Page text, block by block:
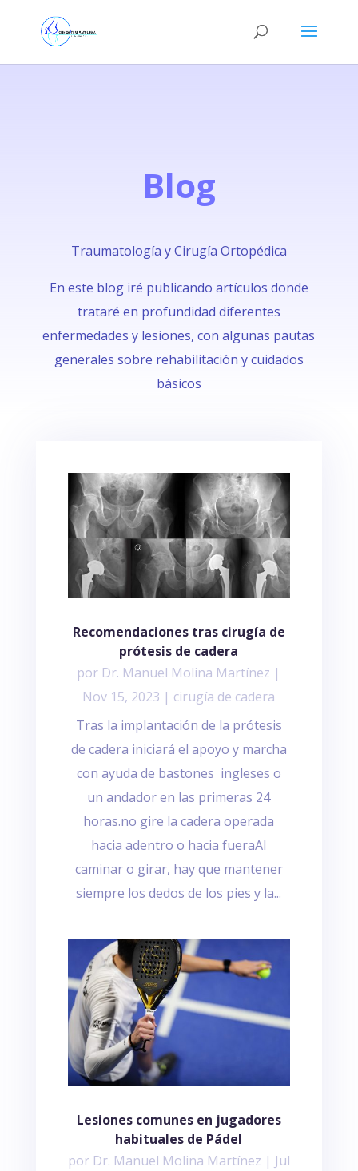
Blog
Traumatología y Cirugía Ortopédica
En este blog iré publicando artículos donde
trataré en profundidad diferentes
enfermedades y lesiones, con algunas pautas
generales sobre rehabilitación y cuidados
básicos
Recomendaciones tras cirugía de
prótesis de cadera
por Dr. Manuel Molina Martínez |
Nov 15, 2023 | cirugía de cadera
Tras la implantación de la prótesis
de cadera iniciará el apoyo y marcha
con ayuda de bastones ingleses o
un andador en las primeras 24
horas.no gire la cadera operada
hacia adentro o hacia fueraAl
caminar o girar, hay que mantener
siempre los dedos de los pies y la...
Lesiones comunes en jugadores
habituales de Pádel
por Dr. Manuel Molina Martínez | Jul